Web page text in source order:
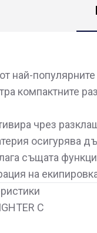
най-
компактните
чрез
осигурява
същата
на
C